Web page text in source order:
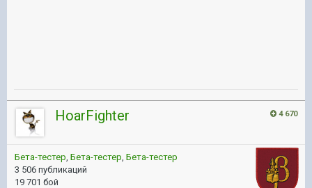
4 670
HoarFighter
Бета-тестер Бета-тестер Бета-тестер
3 506 публикаций
19 701 бой